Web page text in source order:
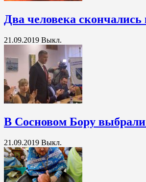
Два человека
21.09.2019 Выкл.
В Сосновом Бору выбрали
21.09.2019 Выкл.